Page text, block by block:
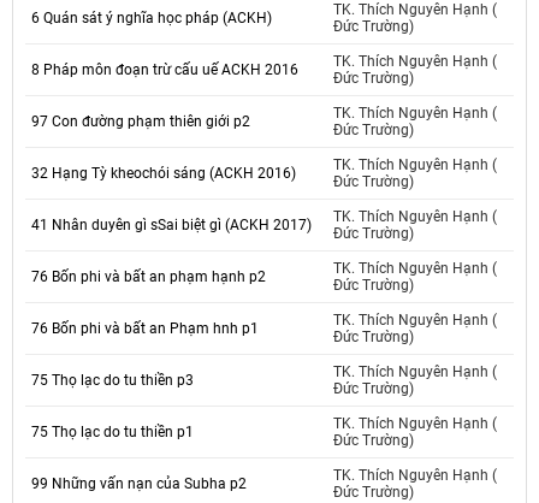
6 Quán sát ý nghĩa học pháp (ACKH)
TK. Thích Nguyên Hạnh (
Đức Trường)
8 Pháp môn đoạn trừ cấu uế ACKH 2016
TK. Thích Nguyên Hạnh (
Đức Trường)
97 Con đường phạm thiên giới p2
TK. Thích Nguyên Hạnh (
Đức Trường)
32 Hạng Tỳ kheochói sáng (ACKH 2016)
TK. Thích Nguyên Hạnh (
Đức Trường)
41 Nhân duyên gì sSai biệt gì (ACKH 2017)
TK. Thích Nguyên Hạnh (
Đức Trường)
76 Bốn phi và bất an phạm hạnh p2
TK. Thích Nguyên Hạnh (
Đức Trường)
76 Bốn phi và bất an Phạm hnh p1
TK. Thích Nguyên Hạnh (
Đức Trường)
75 Thọ lạc do tu thiền p3
TK. Thích Nguyên Hạnh (
Đức Trường)
75 Thọ lạc do tu thiền p1
TK. Thích Nguyên Hạnh (
Đức Trường)
99 Những vấn nạn của Subha p2
TK. Thích Nguyên Hạnh (
Đức Trường)